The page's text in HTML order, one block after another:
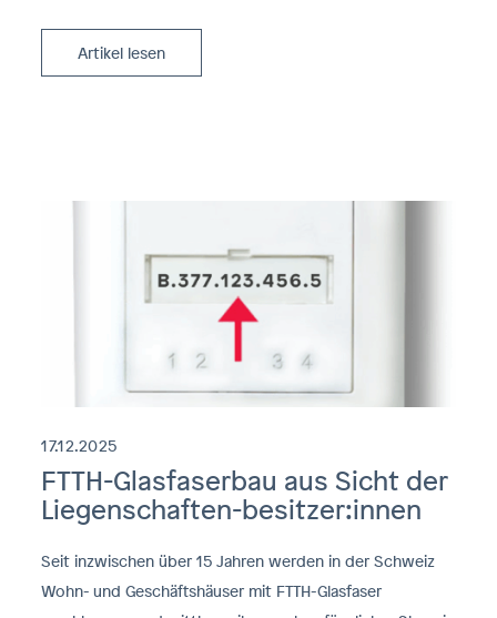
Artikel lesen
17.12.2025
FTTH-Glasfaserbau aus Sicht der
Liegenschaften-besitzer:innen
Seit inzwischen über 15 Jahren werden in der Schweiz
Wohn- und Geschäftshäuser mit FTTH-Glasfaser